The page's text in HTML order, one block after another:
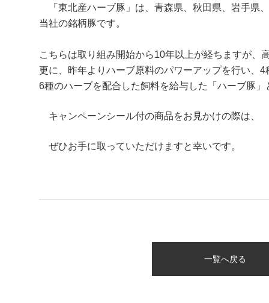
「東北産ハーブ豚」は、青森県、秋田県、岩手県
当社の銘柄豚です。
こちらは取り組み開始から10年以上が経ちますが、
更に、昨年よりハーブ原料のパワーアップを行い、4
6種のハーブを配合した飼料を給与した「ハーブ豚
キャンペーンシール付の商品をお見かけの際は、
ぜひお手に取っていただけますと幸いです。
一覧へ戻る